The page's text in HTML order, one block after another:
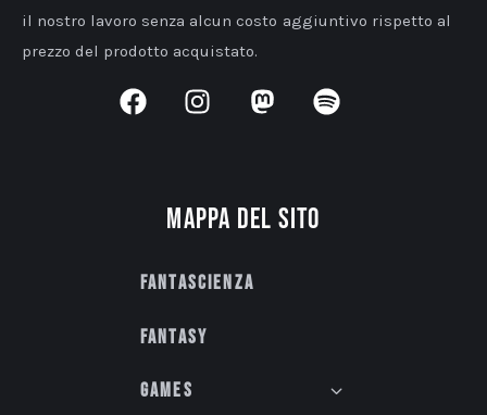
il nostro lavoro senza alcun costo aggiuntivo rispetto al
prezzo del prodotto acquistato.
Mappa del sito
Fantascienza
Fantasy
Games